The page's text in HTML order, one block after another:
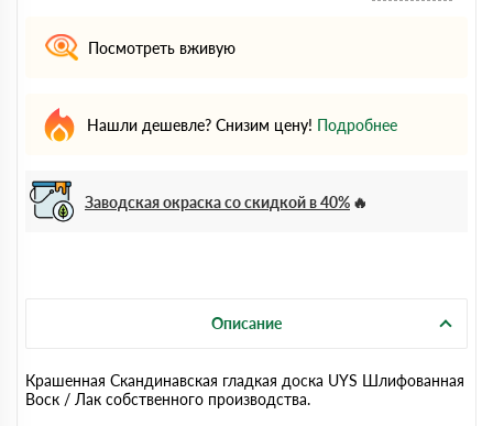
Посмотреть вживую
Нашли дешевле? Снизим цену! Подробнее
Заводская окраска со скидкой в 40%
Описание
Крашенная Скандинавская гладкая доска UYS Шлифованная
Воск / Лак собственного производства.